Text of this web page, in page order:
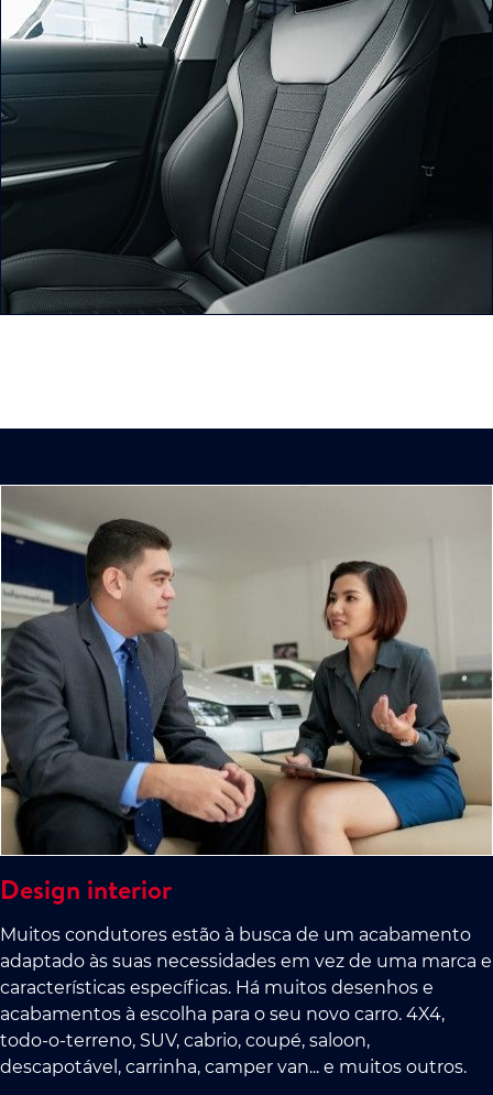
Design interior
Muitos condutores estão à busca de um acabamento
adaptado às suas necessidades em vez de uma marca e
características específicas. Há muitos desenhos e
acabamentos à escolha para o seu novo carro. 4X4,
todo-o-terreno, SUV, cabrio, coupé, saloon,
descapotável, carrinha, camper van... e muitos outros.